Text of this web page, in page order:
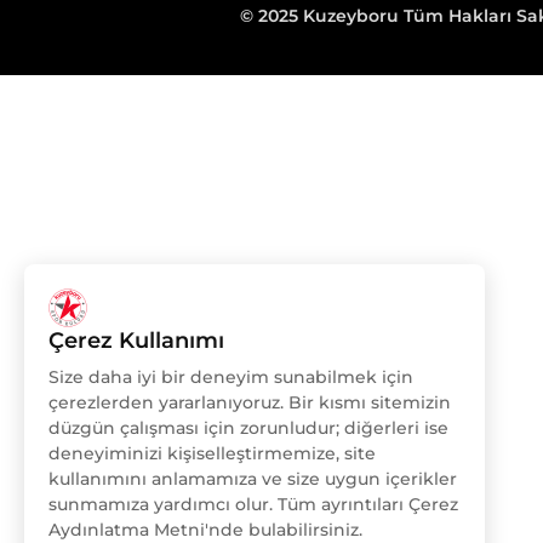
© 2025 Kuzeyboru Tüm Hakları
Çerez Kullanımı
Size daha iyi bir deneyim sunabilmek için
çerezlerden yararlanıyoruz. Bir kısmı sitemizin
düzgün çalışması için zorunludur; diğerleri ise
deneyiminizi kişiselleştirmemize, site
kullanımını anlamamıza ve size uygun içerikler
sunmamıza yardımcı olur. Tüm ayrıntıları Çerez
Aydınlatma Metni'nde bulabilirsiniz.